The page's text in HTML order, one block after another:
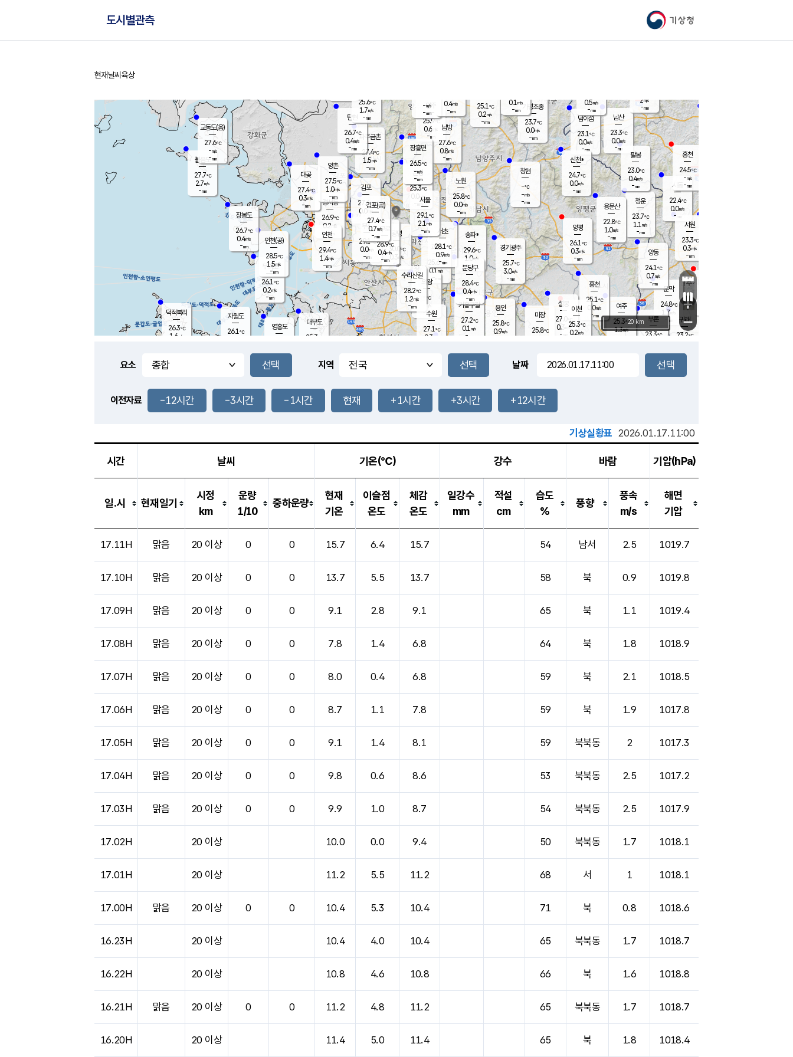
기상청
도시별관측
홈
현재날씨 육상
풍도
0.7m/s
문막
24.8℃
1.7m/s
mm
남이섬
23.1℃
0.0m/s
-mm
무의도
26.1℃
0.2m/s
-mm
영흥도
볼음도
27.7℃
2.7m/s
-mm
자월도
26.1℃
양주
25.9℃
0.6
-mm
부론
23.3℃
과천
25.6℃
0.1m/s
- mm
남산
23.3℃
0.0m/s
-mm
장봉도
26.7℃
0.4m/s
-mm
-mm
청운
23.7℃
1.1 m/s
-mm
팔봉
23.0℃
0.4m/s
-mm
-mm
용인
25.8℃
0.9m/s
여주
25.3℃
1.3m/s
양동
24.1℃
0.7m/s
-mm
경기광주
25.7℃
3.0m/s
-mm
장호원
0.5m/s
-mm
26.4
℃
대부도
25.3
-
경서동
26.9℃
0.2 m/s
-mm
파주금촌
27.4℃
1.5m/s
-mm
가평조종
23.7℃
0.0m/s
-mm
25.1℃
0.2m/s
-mm
대곶
27.4℃
0.3m/s
-mm
신천*
24.7℃
0.0m/s
-mm
창현
-℃
-m/s
-mm
탄현
26.7℃
0.4m/s
-mm
0.1 m/s
-mm
28.0℃
0.4m/s
-mm
흥천
25.1℃
0.0m/s
-mm
마장
25.8℃
의왕
- ℃
m/s
mm
김포
27.6℃
0.0 m/s
mm
설봉
27.0
0.3 m/s
- mm
광명
30.0
℃
0.3 m/s
-mm
부천
29.1℃
0.0m/s
-mm
-mm
양촌
27.5℃
1.0m/s
-mm
구로
28.9℃
0.4m/s
-mm
은평
25.3℃
0.0 m/s
- mm
노원
25.8℃
0.0m/s
-mm
송파*
29.6℃
1.0m/s
-mm
서초
28.1℃
0.9m/s
-mm
남방
27.6℃
0.8m/s
-mm
기흥구갈
27.2℃
0.1 m/s
-
수리산길
28.2℃
1.2m/s
-mm
분당구
28.4℃
0.4m/s
-mm
장흥면
26.5℃
-m/s
-mm
-m/s
-mm
시동
22.4℃
0.0m/s
- mm
귀래
23.2℃
서원
23.3℃
0.3m/s
-mm
용문산
22.8℃
1.0m/s
-mm
덕적북리
26.3℃
1.6 m/s
인천(공)
28.5℃
1.5m/s
-mm
김포(공)
27.4℃
0.7m/s
-mm
교동도(음)
27.6℃
-m/s
-mm
홍천
24.5℃
-m/s
-mm
이천
25.3℃
0.2m/s
양평
26.1℃
0.3m/s
-mm
수원
27.1℃
0.3 m/s
인천
29.4℃
1.4m/s
-mm
서울
29.1℃
2.1 m/s
-mm
2m/s
-mm
25.6℃
1.7m/s
-mm
0.4m/s
-mm
+
−
20 km
요소 지역 날짜
이전자료 -12시간 -3시간 -1시간 현재 +1시간 +3시간 +12시간
기상실황표 2026.01.17.11:00
시간 날씨 기온(℃) 강수 바람 기압(hPa)
일.시 현재일기
시정
km
운량
1/10
중하운량
현재
기온
이슬점
온도
체감
온도
일강수
mm
적설
cm
습도
%
풍향
풍속
m/s
해면
기압
17.11H 맑음 20 이상 0 0 15.7 6.4 15.7 54 남서 2.5 1019.7
17.10H 맑음 20 이상 0 0 13.7 5.5 13.7 58 북 0.9 1019.8
17.09H 맑음 20 이상 0 0 9.1 2.8 9.1 65 북 1.1 1019.4
17.08H 맑음 20 이상 0 0 7.8 1.4 6.8 64 북 1.8 1018.9
17.07H 맑음 20 이상 0 0 8.0 0.4 6.8 59 북 2.1 1018.5
17.06H 맑음 20 이상 0 0 8.7 1.1 7.8 59 북 1.9 1017.8
17.05H 맑음 20 이상 0 0 9.1 1.4 8.1 59 북북동 2 1017.3
17.04H 맑음 20 이상 0 0 9.8 0.6 8.6 53 북북동 2.5 1017.2
17.03H 맑음 20 이상 0 0 9.9 1.0 8.7 54 북북동 2.5 1017.9
17.02H 20 이상 10.0 0.0 9.4 50 북북동 1.7 1018.1
17.01H 20 이상 11.2 5.5 11.2 68 서 1 1018.1
17.00H 맑음 20 이상 0 0 10.4 5.3 10.4 71 북 0.8 1018.6
16.23H 20 이상 10.4 4.0 10.4 65 북북동 1.7 1018.7
16.22H 20 이상 10.8 4.6 10.8 66 북 1.6 1018.8
16.21H 맑음 20 이상 0 0 11.2 4.8 11.2 65 북북동 1.7 1018.7
16.20H 20 이상 11.4 5.0 11.4 65 북 1.8 1018.4